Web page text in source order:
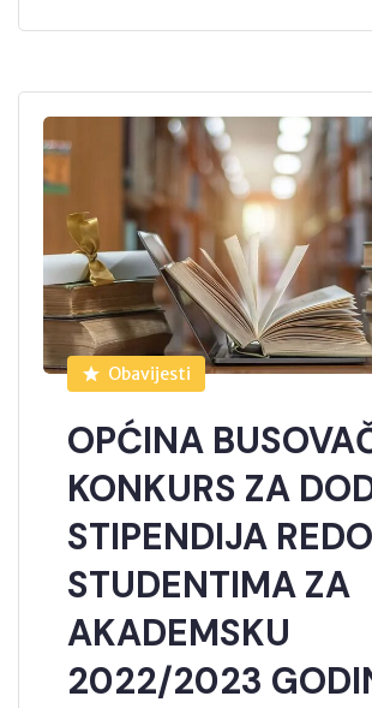
Obavijesti
OPĆINA
KONKURS ZA
STIPENDIJA
STUDENTIMA ZA
AKADEMSKU
2022/2023